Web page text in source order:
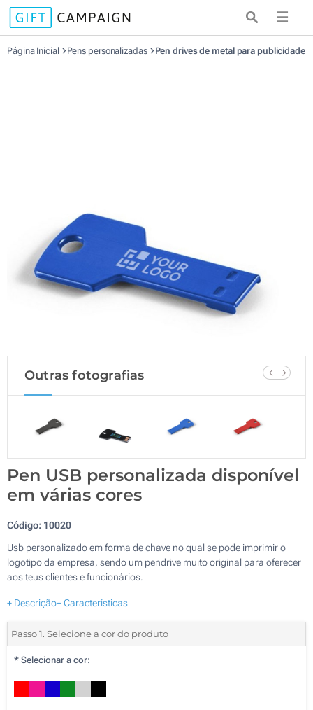
☰
Página Inicial Pens personalizadas Pen drives de metal para publicidade
Outras fotografias
Pen USB personalizada disponível
em várias cores
Código: 10020
Usb personalizado em forma de chave no qual se pode imprimir o
logotipo da empresa, sendo um pendrive muito original para oferecer
aos teus clientes e funcionários.
+ Descrição+ Características
Passo 1. Selecione a cor do produto
* Selecionar a cor: